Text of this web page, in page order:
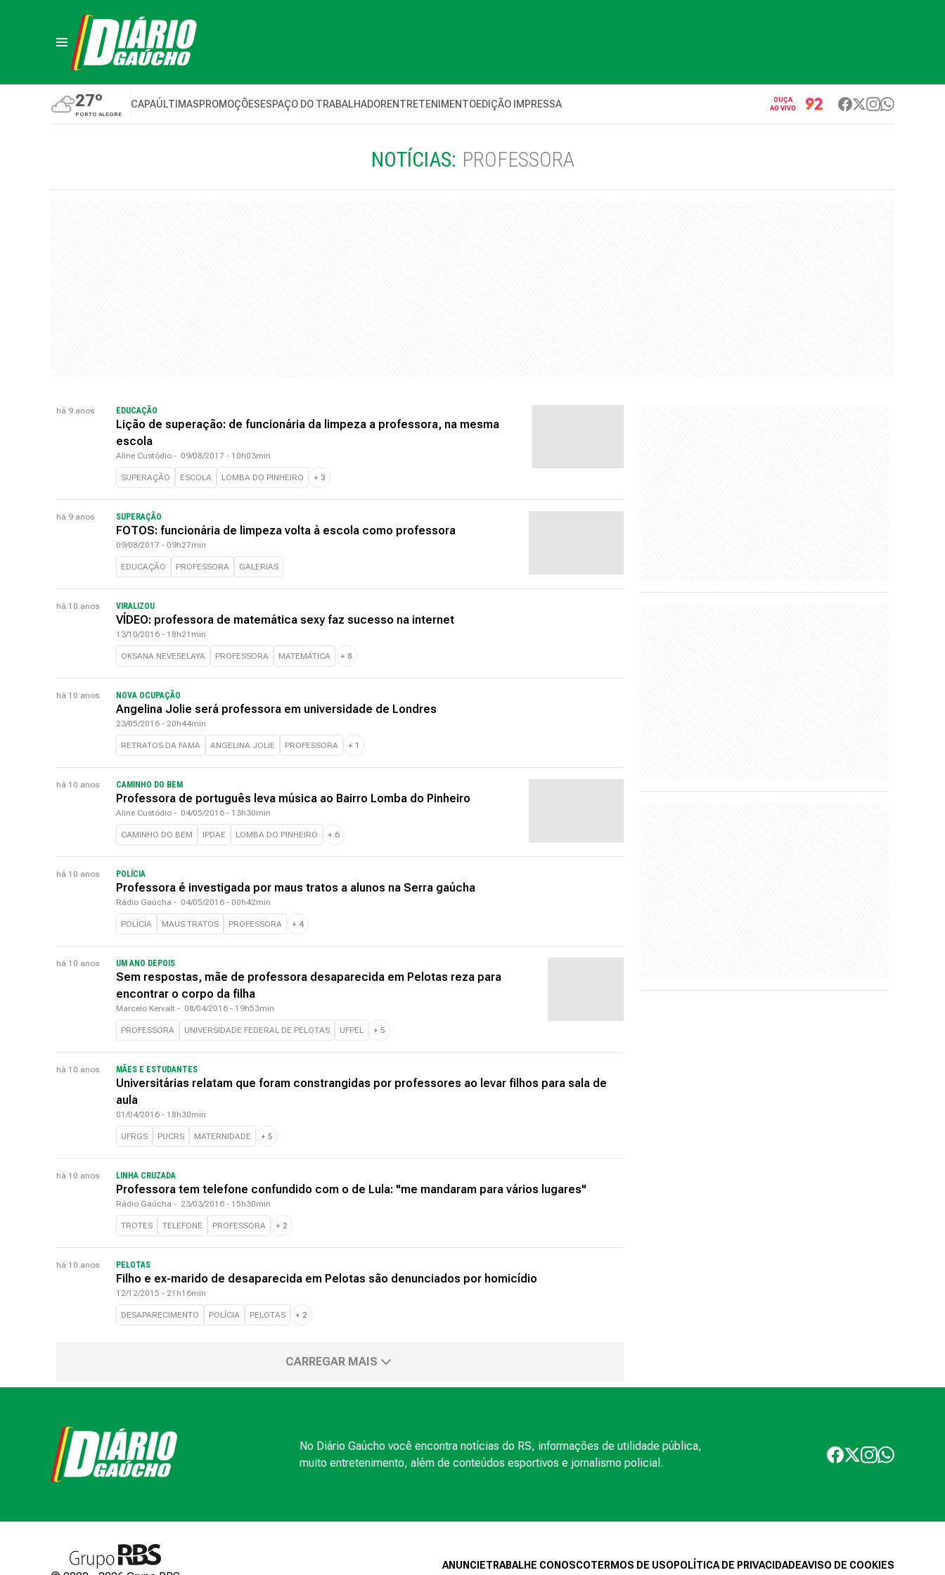
27º
PORTO ALEGRE
CAPAÚLTIMASPROMOÇÕESESPAÇO DO TRABALHADORENTRETENIMENTOEDIÇÃO IMPRESSA
OUÇA
AO VIVO
NOTÍCIAS: PROFESSORA
há 9 anos EDUCAÇÃO
Lição de superação: de funcionária da limpeza a professora, na mesma
escola
Aline Custódio - 09/08/2017 - 10h03min
SUPERAÇÃO ESCOLA LOMBA DO PINHEIRO + 3
há 9 anos SUPERAÇÃO
FOTOS: funcionária de limpeza volta à escola como professora
09/08/2017 - 09h27min
EDUCAÇÃO PROFESSORA GALERIAS
há 10 anos VIRALIZOU
VÍDEO: professora de matemática sexy faz sucesso na internet
13/10/2016 - 18h21min
OKSANA NEVESELAYA PROFESSORA MATEMÁTICA + 8
há 10 anos NOVA OCUPAÇÃO
Angelina Jolie será professora em universidade de Londres
23/05/2016 - 20h44min
RETRATOS DA FAMA ANGELINA JOLIE PROFESSORA + 1
há 10 anos CAMINHO DO BEM
Professora de português leva música ao Bairro Lomba do Pinheiro
Aline Custódio - 04/05/2016 - 13h30min
CAMINHO DO BEM IPDAE LOMBA DO PINHEIRO + 6
há 10 anos POLÍCIA
Professora é investigada por maus tratos a alunos na Serra gaúcha
Rádio Gaúcha - 04/05/2016 - 00h42min
POLÍCIA MAUS TRATOS PROFESSORA + 4
há 10 anos UM ANO DEPOIS
Sem respostas, mãe de professora desaparecida em Pelotas reza para
encontrar o corpo da filha
Marcelo Kervalt - 08/04/2016 - 19h53min
PROFESSORA UNIVERSIDADE FEDERAL DE PELOTAS UFPEL + 5
há 10 anos MÃES E ESTUDANTES
Universitárias relatam que foram constrangidas por professores ao levar filhos para sala de
aula
01/04/2016 - 18h30min
UFRGS PUCRS MATERNIDADE + 5
há 10 anos LINHA CRUZADA
Professora tem telefone confundido com o de Lula: "me mandaram para vários lugares"
Rádio Gaúcha - 23/03/2016 - 15h30min
TROTES TELEFONE PROFESSORA + 2
há 10 anos PELOTAS
Filho e ex-marido de desaparecida em Pelotas são denunciados por homicídio
12/12/2015 - 21h16min
DESAPARECIMENTO POLÍCIA PELOTAS + 2
CARREGAR MAIS
No Diário Gaúcho você encontra notícias do RS, informações de utilidade pública,
muito entretenimento, além de conteúdos esportivos e jornalismo policial.
ANUNCIETRABALHE CONOSCOTERMOS DE USO POLÍTICA DE PRIVACIDADEAVISO DE COOKIES